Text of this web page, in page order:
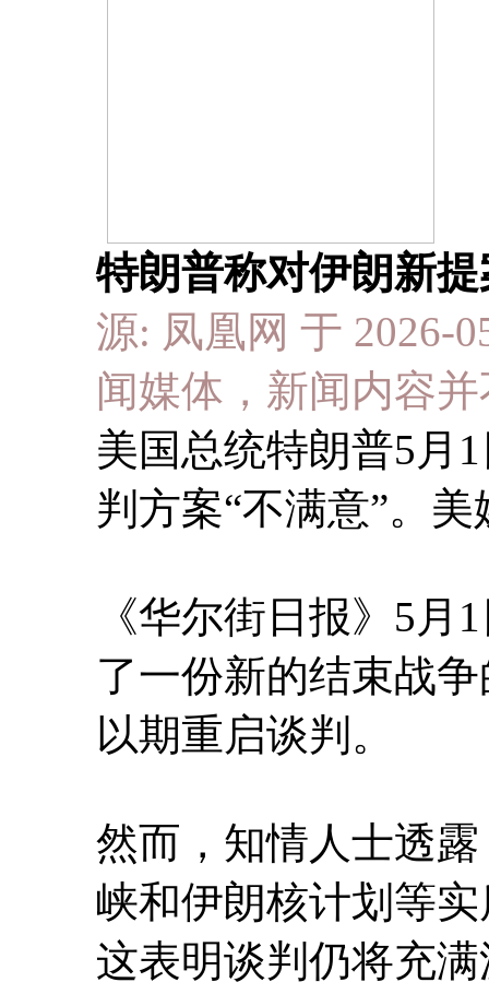
特朗普称对伊朗新
源: 凤凰网 于 2026-
闻媒体，新闻内容
美国总统特朗普5月
判方案“不满意”。
《华尔街日报》5
了一份新的结束战
以期重启谈判。
然而，知情人士透
峡和伊朗核计划等
这表明谈判仍将充